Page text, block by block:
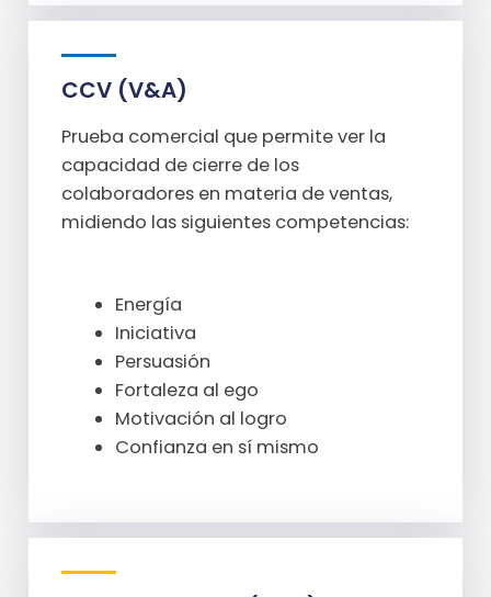
CCV (V&A)
Prueba comercial que permite ver la
capacidad de cierre de los
colaboradores en materia de ventas,
midiendo las siguientes competencias:
Energía
Iniciativa
Persuasión
Fortaleza al ego
Motivación al logro
Confianza en sí mismo